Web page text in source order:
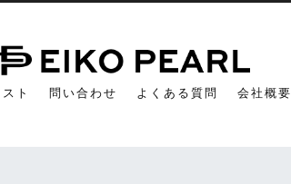
ト 問い合わせ よくある質問 会社概要